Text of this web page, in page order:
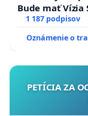
Bude mať Vízia
1 187 podpisov
Oznámenie o
PETÍCIA ZA